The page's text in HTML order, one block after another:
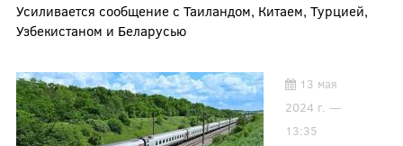
Усиливается сообщение с Таиландом, Китаем, Турцией,
Узбекистаном и Беларусью
13 мая
2024 г. —
13:35